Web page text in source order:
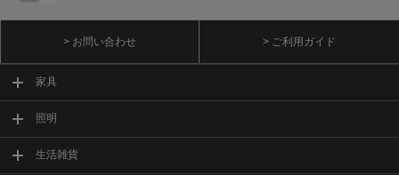
> お問い合わせ > ご利用ガイド
家具
照明
生活雑貨